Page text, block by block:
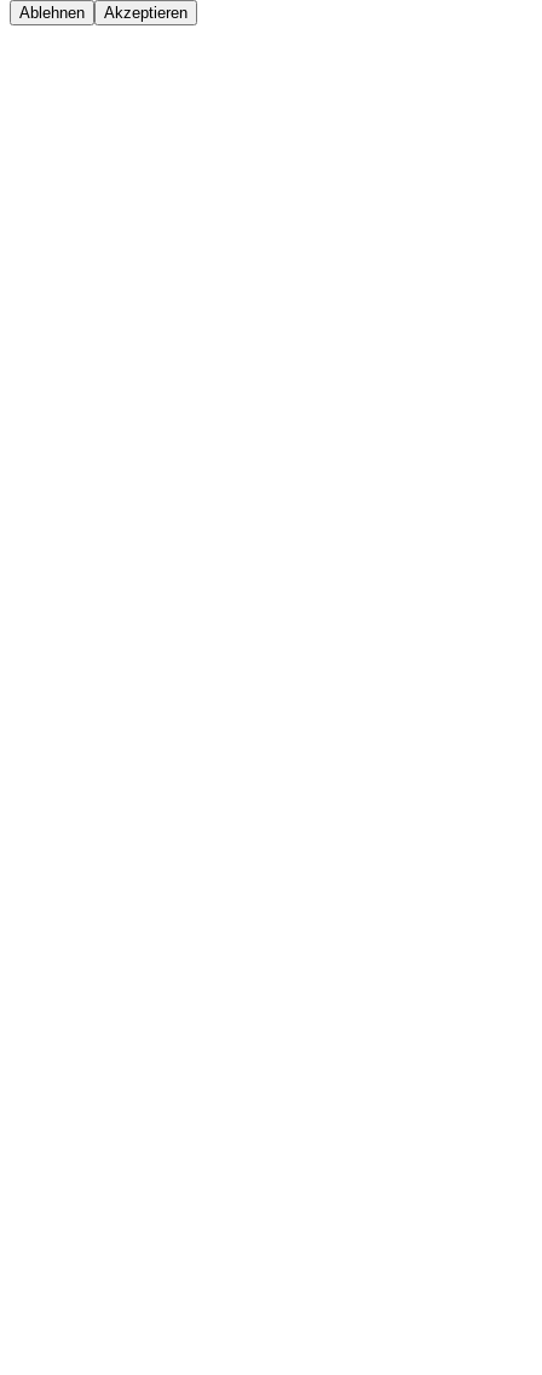
Ablehnen Akzeptieren